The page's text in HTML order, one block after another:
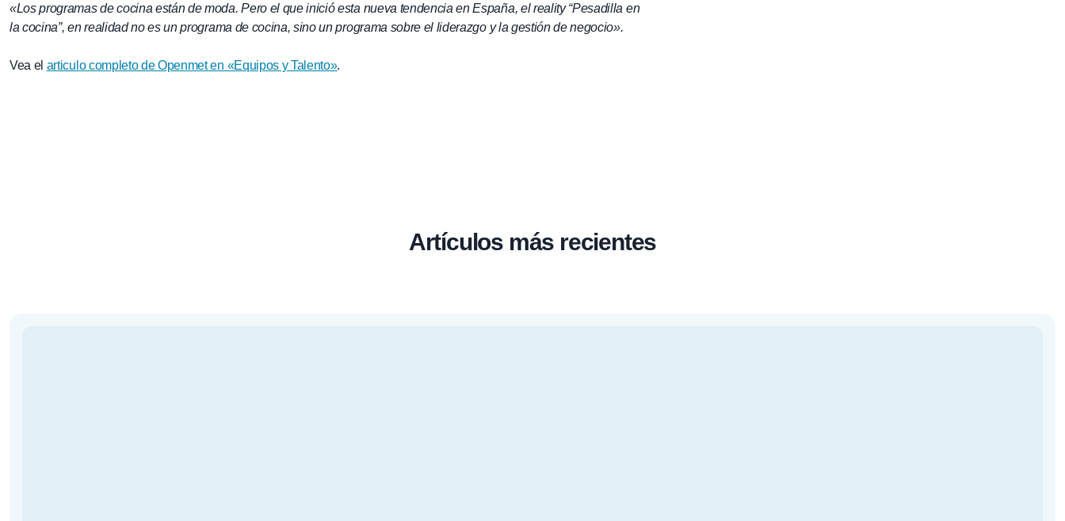
«Los programas de cocina están de moda. Pero el que inició esta nueva tendencia en España, el reality “Pesadilla en
la cocina”, en realidad no es un programa de cocina, sino un programa sobre el liderazgo y la gestión de negocio».
Vea el articulo completo de Openmet en «Equipos y Talento».
Artículos más recientes